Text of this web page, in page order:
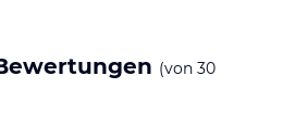
(von 30